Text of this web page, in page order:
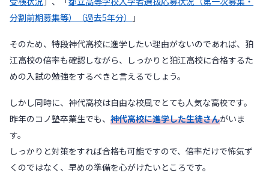
分割前期募集等）（過去5年分）
」
そのため、特段神代高校に進学したい理由がないのであれば、狛
江高校の倍率も確認しながら、しっかりと狛江高校に合格するた
めの入試の勉強をするべきと言えるでしょう。
しかし同時に、神代高校は自由な校風でとても人気な高校です。
昨年のコノ塾卒業生でも、 神代高校に進学した生徒さんがいま
す。
しっかりと対策をすれば合格も可能ですので、倍率だけで怖気ず
くのではなく、早めの準備を心がけたいところです。